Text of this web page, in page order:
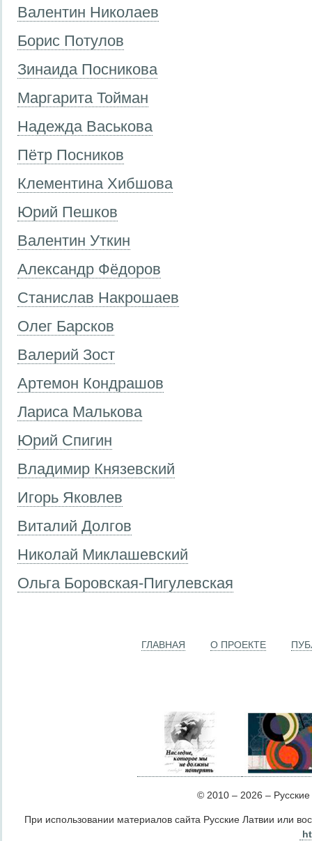
Валентин Николаев
Борис Потулов
Зинаида Посникова
Маргарита Тойман
Надежда Васькова
Пётр Посников
Клементина Хибшова
Юрий Пешков
Валентин Уткин
Александр Фёдоров
Станислав Накрошаев
Олег Барсков
Валерий Зост
Артемон Кондрашов
Лариса Малькова
Юрий Спигин
Владимир Князевский
Игорь Яковлев
Виталий Долгов
Николай Миклашевский
Ольга Боровская-Пигулевская
ГЛАВНАЯ О ПРОЕКТЕ
© 2010 – 2026 –
При использовании материалов сайта Русские Латвии или